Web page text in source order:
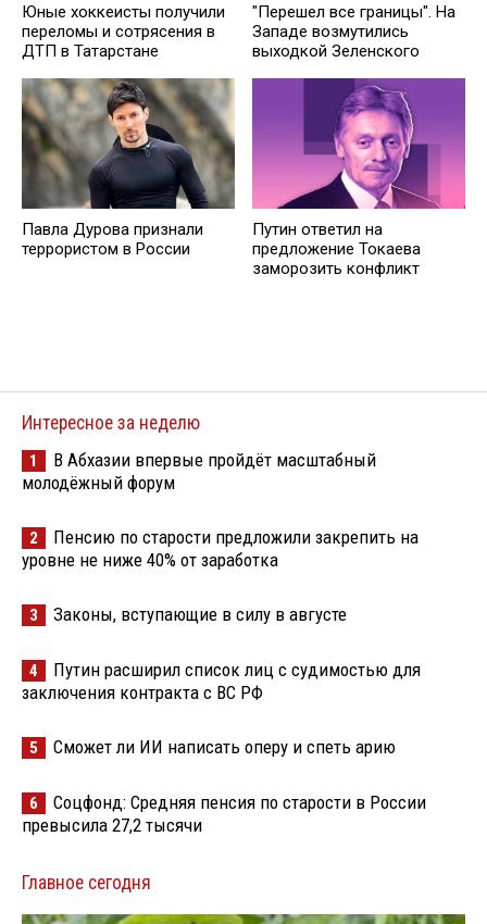
Юные хоккеисты получили
переломы и сотрясения в
ДТП в Татарстане
"Перешел все границы". На
Западе возмутились
выходкой Зеленского
Павла Дурова признали
террористом в России
Путин ответил на
предложение Токаева
заморозить конфликт
Интересное за неделю
1
В Абхазии впервые пройдёт масштабный
молодёжный форум
2
Пенсию по старости предложили закрепить на
уровне не ниже 40% от заработка
3 Законы, вступающие в силу в августе
4
Путин расширил список лиц с судимостью для
заключения контракта с ВС РФ
5 Сможет ли ИИ написать оперу и спеть арию
6
Соцфонд: Средняя пенсия по старости в России
превысила 27,2 тысячи
Главное сегодня